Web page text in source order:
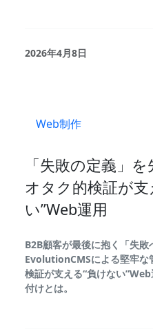
2026年4月8日
Web制作
「失敗の定義」
オタク的検証が支
い”Web運用
B2B顧客が最後に抱く「失敗
EvolutionCMSによる堅牢な
検証が支える“負けない
付けとは。